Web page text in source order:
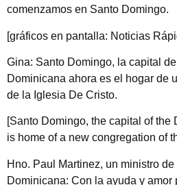
comenzamos en Santo Domingo.
[gráficos en pantalla: Noticias
Gina: Santo Domingo, la capital
Dominicana ahora es el hogar de
de la Iglesia De Cristo.
[Santo Domingo, the capital of
is home of a new congregation of
Hno. Paul Martinez, un ministro
Dominicana: Con la ayuda y amor